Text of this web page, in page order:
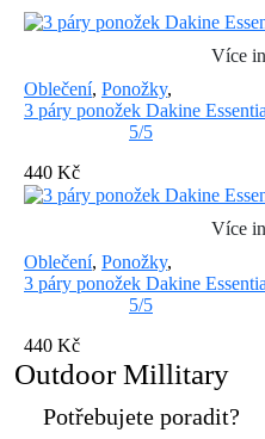
Více
Oblečení, Ponožky,
3 páry ponožek Dakine
5/5
440 Kč
Více
Oblečení, Ponožky,
3 páry ponožek Dakine
5/5
440 Kč
Outdoor Millitary
Potřebujete poradit?